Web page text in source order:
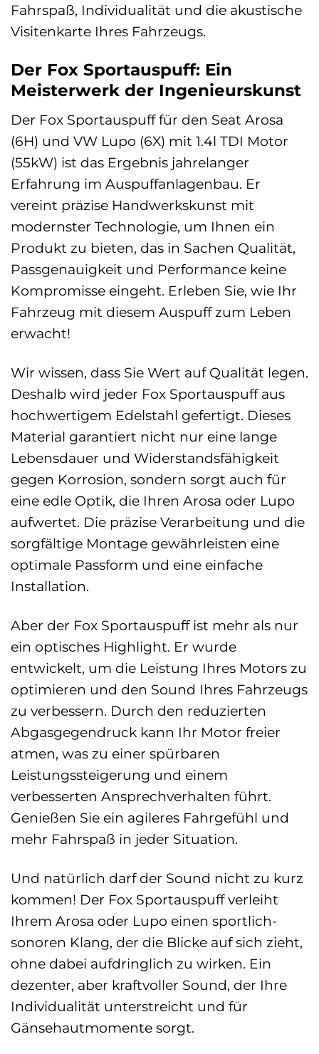
Fahrspaß, Individualität und die akustische
Visitenkarte Ihres Fahrzeugs.
Der Fox Sportauspuff: Ein
Meisterwerk der Ingenieurskunst
Der Fox Sportauspuff für den Seat Arosa
(6H) und VW Lupo (6X) mit 1.4l TDI Motor
(55kW) ist das Ergebnis jahrelanger
Erfahrung im Auspuffanlagenbau. Er
vereint präzise Handwerkskunst mit
modernster Technologie, um Ihnen ein
Produkt zu bieten, das in Sachen Qualität,
Passgenauigkeit und Performance keine
Kompromisse eingeht. Erleben Sie, wie Ihr
Fahrzeug mit diesem Auspuff zum Leben
erwacht!
Wir wissen, dass Sie Wert auf Qualität legen.
Deshalb wird jeder Fox Sportauspuff aus
hochwertigem Edelstahl gefertigt. Dieses
Material garantiert nicht nur eine lange
Lebensdauer und Widerstandsfähigkeit
gegen Korrosion, sondern sorgt auch für
eine edle Optik, die Ihren Arosa oder Lupo
aufwertet. Die präzise Verarbeitung und die
sorgfältige Montage gewährleisten eine
optimale Passform und eine einfache
Installation.
Aber der Fox Sportauspuff ist mehr als nur
ein optisches Highlight. Er wurde
entwickelt, um die Leistung Ihres Motors zu
optimieren und den Sound Ihres Fahrzeugs
zu verbessern. Durch den reduzierten
Abgasgegendruck kann Ihr Motor freier
atmen, was zu einer spürbaren
Leistungssteigerung und einem
verbesserten Ansprechverhalten führt.
Genießen Sie ein agileres Fahrgefühl und
mehr Fahrspaß in jeder Situation.
Und natürlich darf der Sound nicht zu kurz
kommen! Der Fox Sportauspuff verleiht
Ihrem Arosa oder Lupo einen sportlich-
sonoren Klang, der die Blicke auf sich zieht,
ohne dabei aufdringlich zu wirken. Ein
dezenter, aber kraftvoller Sound, der Ihre
Individualität unterstreicht und für
Gänsehautmomente sorgt.